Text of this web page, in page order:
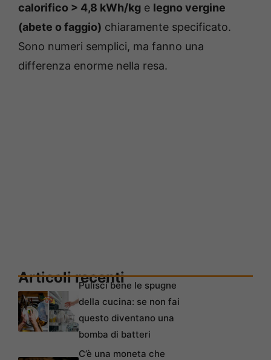
calorifico > 4,8 kWh/kg e legno vergine
(abete o faggio) chiaramente specificato.
Sono numeri semplici, ma fanno una
differenza enorme nella resa.
Articoli recentiPulisci bene le spugne
della cucina: se non fai
questo diventano una
bomba di batteri
C’è una moneta che